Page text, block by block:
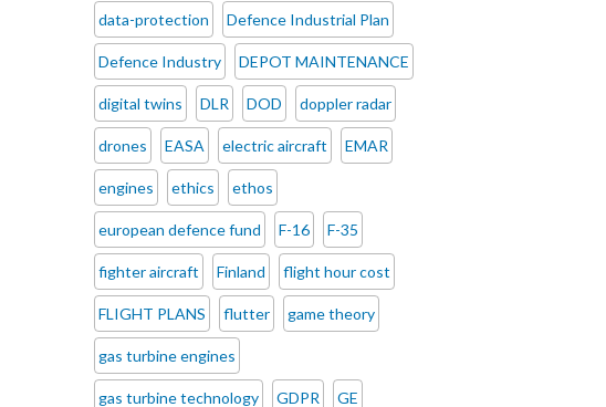
data-protection Defence Industrial Plan
Defence Industry DEPOT MAINTENANCE
digital twins DLR DOD doppler radar
drones EASA electric aircraft EMAR
engines ethics ethos
european defence fund F-16 F-35
fighter aircraft Finland flight hour cost
FLIGHT PLANS flutter game theory
gas turbine engines
gas turbine technology GDPR GE